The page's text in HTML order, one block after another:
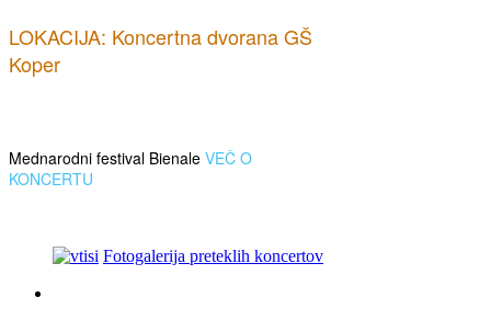
LOKACIJA: Koncertna dvorana GŠ
Koper
Mednarodni festival Bienale VEČ O
KONCERTU
Fotogalerija preteklih koncertov